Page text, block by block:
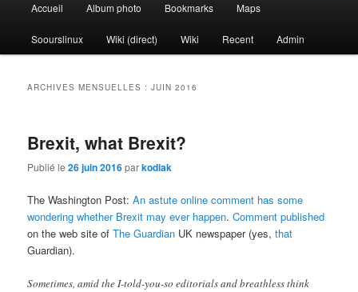
Accueil Album photo Bookmarks Maps
Soourslinux Wiki (direct) Wiki Recent Admin
ARCHIVES MENSUELLES :JUIN 2016
Brexit, what Brexit?
Publié le26 juin 2016parkodiak
The Washington Post:An astute online comment has some
wondering whether Brexit may ever happen.Comment published
on the web site ofThe Guardian UK newspaper (yes,that
Guardian).
Sometimes, amid the I-told-you-so editorials and breathless think